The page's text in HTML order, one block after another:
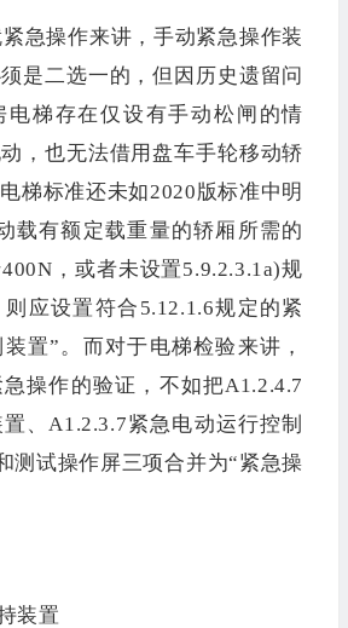
急操作来讲，手动紧急操作装
是二选一的，但因历史遗留问
电梯存在仅设有手动松闸的情
，也无法借用盘车手轮移动轿
梯标准还未如2020版标准中明
载有额定载重量的轿厢所需的
，或者未设置5.9.2.3.1a)规
应设置符合5.12.1.6规定的紧
置”。而对于电梯检验来讲，
操作的验证，不如把A1.2.4.7
、A1.2.3.7紧急电动运行控制
测试操作屏三项合并为“紧急操
装置